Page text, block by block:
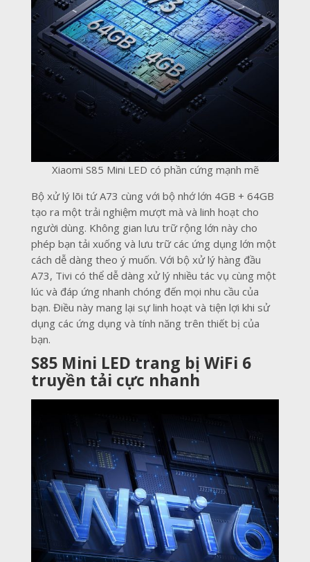
Xiaomi S85 Mini LED có phần cứng mạnh mẽ
Bộ xử lý lõi tứ A73 cùng với bộ nhớ lớn 4GB + 64GB
tạo ra một trải nghiệm mượt mà và linh hoạt cho
người dùng. Không gian lưu trữ rộng lớn này cho
phép bạn tải xuống và lưu trữ các ứng dụng lớn một
cách dễ dàng theo ý muốn. Với bộ xử lý hàng đầu
A73, Tivi có thể dễ dàng xử lý nhiều tác vụ cùng một
lúc và đáp ứng nhanh chóng đến mọi nhu cầu của
bạn. Điều này mang lại sự linh hoạt và tiện lợi khi sử
dụng các ứng dụng và tính năng trên thiết bị của
bạn.
S85 Mini LED trang bị WiFi 6
truyền tải cực nhanh